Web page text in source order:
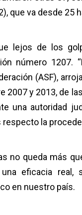
que va desde 25
lejos de los
número 1207.
(ASF),
2007 y 2013, de
una autoridad
la
no queda más
eficacia
en nuestro país.